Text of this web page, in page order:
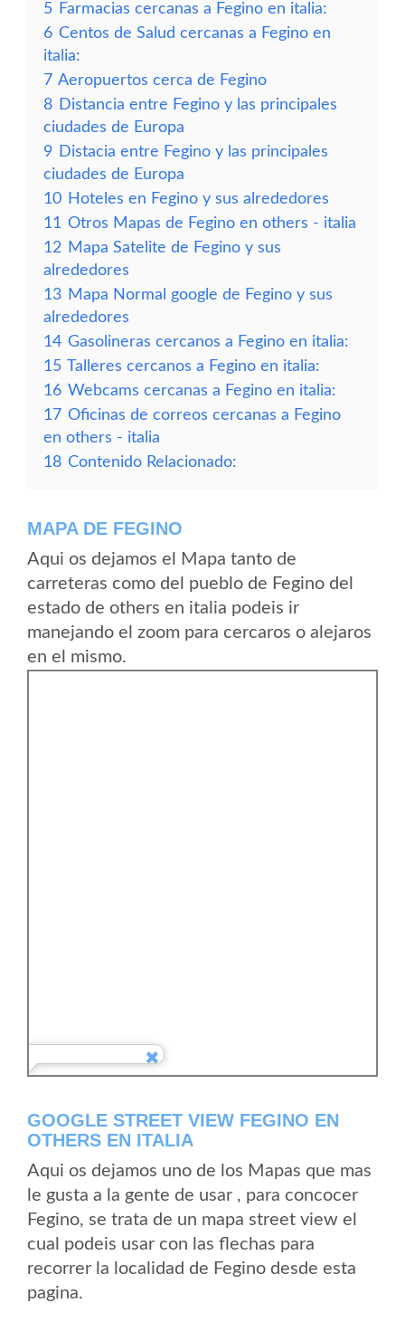
5 Farmacias cercanas a Fegino en italia:
6 Centos de Salud cercanas a Fegino en
italia:
7 Aeropuertos cerca de Fegino
8 Distancia entre Fegino y las principales
ciudades de Europa
9 Distacia entre Fegino y las principales
ciudades de Europa
10 Hoteles en Fegino y sus alrededores
11 Otros Mapas de Fegino en others - italia
12 Mapa Satelite de Fegino y sus
alrededores
13 Mapa Normal google de Fegino y sus
alrededores
14 Gasolineras cercanos a Fegino en italia:
15 Talleres cercanos a Fegino en italia:
16 Webcams cercanas a Fegino en italia:
17 Oficinas de correos cercanas a Fegino
en others - italia
18 Contenido Relacionado:
MAPA DE FEGINO
Aqui os dejamos el Mapa tanto de
carreteras como del pueblo de Fegino del
estado de others en italia podeis ir
manejando el zoom para cercaros o alejaros
en el mismo.
GOOGLE STREET VIEW FEGINO EN
OTHERS EN ITALIA
Aqui os dejamos uno de los Mapas que mas
le gusta a la gente de usar , para concocer
Fegino, se trata de un mapa street view el
cual podeis usar con las flechas para
recorrer la localidad de Fegino desde esta
pagina.